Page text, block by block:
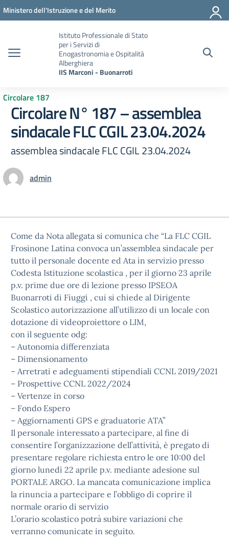
Vai ai contenuti
Vai al menu di navigazione
Vai al footer
Ministero dell'Istruzione e del Merito
Istituto Professionale di Stato
per i Servizi di
Enogastronomia e Ospitalità
Alberghiera
IIS Marconi - Buonarroti
Circolare 187
Circolare N° 187 – assemblea
sindacale FLC CGIL 23.04.2024
assemblea sindacale FLC CGIL 23.04.2024
admin
Come da Nota allegata si comunica che “La FLC CGIL
Frosinone Latina convoca un’assemblea sindacale per
tutto il personale docente ed Ata in servizio presso
Codesta Istituzione scolastica , per il giorno 23 aprile
p.v. prime due ore di lezione presso IPSEOA
Buonarroti di Fiuggi , cui si chiede al Dirigente
Scolastico autorizzazione all’utilizzo di un locale con
dotazione di videoproiettore o LIM,
con il seguente odg:
– Autonomia differenziata
– Dimensionamento
– Arretrati e adeguamenti stipendiali CCNL 2019/2021
– Prospettive CCNL 2022/2024
– Vertenze in corso
– Fondo Espero
– Aggiornamenti GPS e graduatorie ATA”
Il personale interessato a partecipare, al fine di
consentire l’organizzazione dell’attività, è pregato di
presentare regolare richiesta entro le ore 10:00 del
giorno lunedì 22 aprile p.v. mediante adesione sul
PORTALE ARGO. La mancata comunicazione implica
la rinuncia a partecipare e l’obbligo di coprire il
normale orario di servizio
L’orario scolastico potrà subire variazioni che
verranno comunicate in seguito.